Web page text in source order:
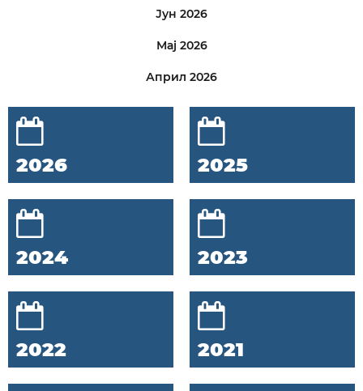
Јун 2026
Мај 2026
Април 2026
2026 2025
2024 2023
2022 2021